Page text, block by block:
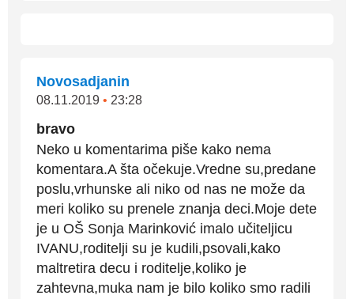
Novosadjanin
08.11.2019 • 23:28
bravo
Neko u komentarima piše kako nema
komentara.A šta očekuje.Vredne su,predane
poslu,vrhunske ali niko od nas ne može da
meri koliko su prenele znanja deci.Moje dete
je u OŠ Sonja Marinković imalo učiteljicu
IVANU,roditelji su je kudili,psovali,kako
maltretira decu i roditelje,koliko je
zahtevna,muka nam je bilo koliko smo radili